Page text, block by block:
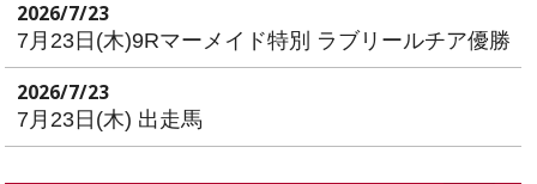
2026/7/23
7月23日(木)9Rマーメイド特別 ラブリールチア優勝
2026/7/23
7月23日(木) 出走馬